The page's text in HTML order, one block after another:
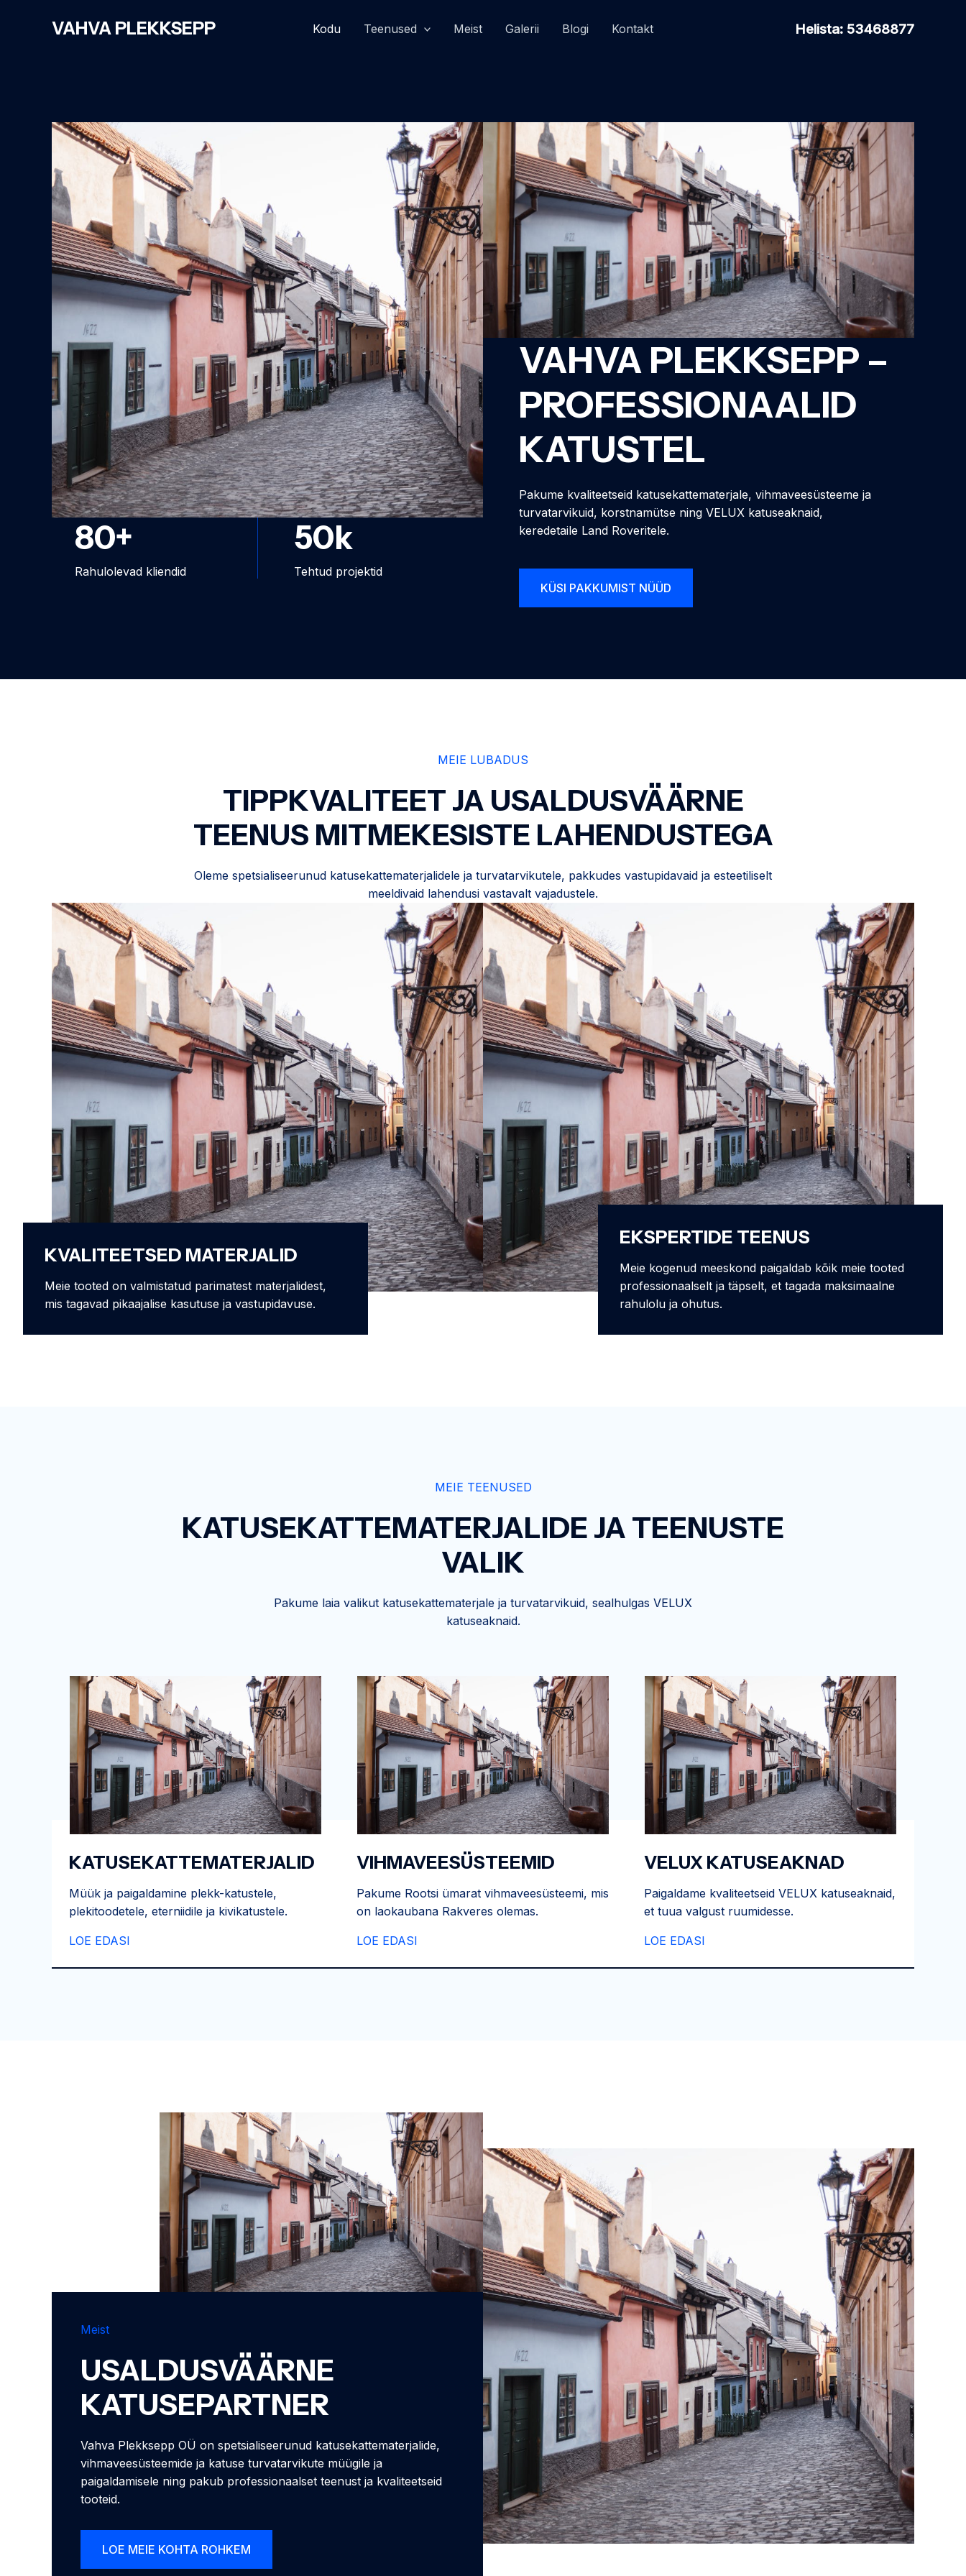
VAHVA PLEKKSEPP Kodu Teenused Meist Galerii Blogi Kontakt Helista: 53468877
80+
Rahulolevad kliendid
50k
Tehtud projektid
VAHVA PLEKKSEPP –
PROFESSIONAALID
KATUSTEL
Pakume kvaliteetseid katusekattematerjale, vihmaveesüsteeme ja
turvatarvikuid, korstnamütse ning VELUX katuseaknaid,
keredetaile Land Roveritele.
KÜSI PAKKUMIST NÜÜD
MEIE LUBADUS
TIPPKVALITEET JA USALDUSVÄÄRNE
TEENUS MITMEKESISTE LAHENDUSTEGA
Oleme spetsialiseerunud katusekattematerjalidele ja turvatarvikutele, pakkudes vastupidavaid ja esteetiliselt
meeldivaid lahendusi vastavalt vajadustele.
KVALITEETSED MATERJALID
Meie tooted on valmistatud parimatest materjalidest,
mis tagavad pikaajalise kasutuse ja vastupidavuse.
EKSPERTIDE TEENUS
Meie kogenud meeskond paigaldab kõik meie tooted
professionaalselt ja täpselt, et tagada maksimaalne
rahulolu ja ohutus.
MEIE TEENUSED
KATUSEKATTEMATERJALIDE JA TEENUSTE
VALIK
Pakume laia valikut katusekattematerjale ja turvatarvikuid, sealhulgas VELUX
katuseaknaid.
KATUSEKATTEMATERJALID
Müük ja paigaldamine plekk-katustele,
plekitoodetele, eterniidile ja kivikatustele.
LOE EDASI
VIHMAVEESÜSTEEMID
Pakume Rootsi ümarat vihmaveesüsteemi, mis
on laokaubana Rakveres olemas.
LOE EDASI
VELUX KATUSEAKNAD
Paigaldame kvaliteetseid VELUX katuseaknaid,
et tuua valgust ruumidesse.
LOE EDASI
Meist
USALDUSVÄÄRNE
KATUSEPARTNER
Vahva Plekksepp OÜ on spetsialiseerunud katusekattematerjalide,
vihmaveesüsteemide ja katuse turvatarvikute müügile ja
paigaldamisele ning pakub professionaalset teenust ja kvaliteetseid
tooteid.
LOE MEIE KOHTA ROHKEM